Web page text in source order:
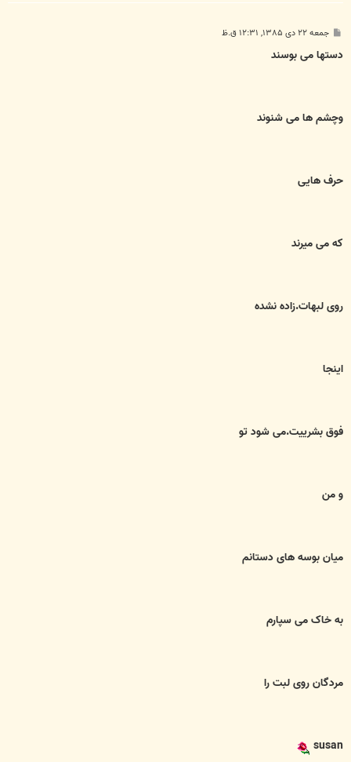
پ
ت
جمعه ۲۲ دی ۱۳۸۵, ۱۲:۳۱ ق.ظ
دستها می بوسند
وچشم ها می شنوند
حرف هایی
که می میرند
روی لبهات.زاده نشده
اینجا
فوق بشرییت.می شود تو
و من
میان بوسه های دستانم
به خاک می سپارم
مردگان روی لبت را
susan